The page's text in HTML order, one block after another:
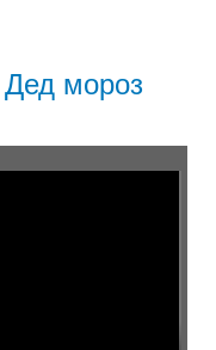
мороз